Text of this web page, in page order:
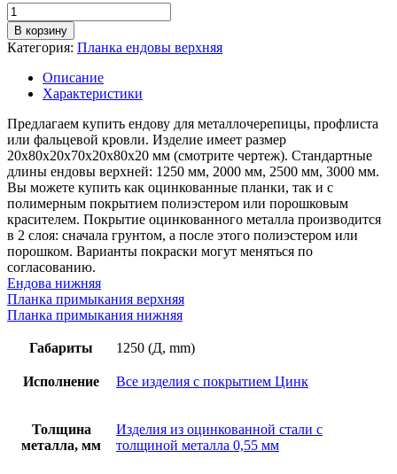
Количество
товара
Планка
ендовы
верхняя,
длина
1,25м,
толщина
металла
0,55
мм,
цинк
В корзину
Категория: Планка ендовы верхняя
Описание
Характеристики
Предлагаем купить ендову для металлочерепицы, профлиста
или фальцевой кровли. Изделие имеет размер
20х80х20х70х20х80х20 мм (смотрите чертеж). Стандартные
длины ендовы верхней: 1250 мм, 2000 мм, 2500 мм, 3000 мм.
Вы можете купить как оцинкованные планки, так и с
полимерным покрытием полиэстером или порошковым
красителем. Покрытие оцинкованного металла производится
в 2 слоя: сначала грунтом, а после этого полиэстером или
порошком. Варианты покраски могут меняться по
согласованию.
Ендова нижняя
Планка примыкания верхняя
Планка примыкания нижняя
Габариты 1250 (Д, mm)
Исполнение Все изделия с покрытием Цинк
Толщина
металла, мм
Изделия из оцинкованной стали с
толщиной металла 0,55 мм